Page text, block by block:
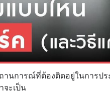
ถานการณ์ที่ต้องติดอยู่ในการป
ะเป็น